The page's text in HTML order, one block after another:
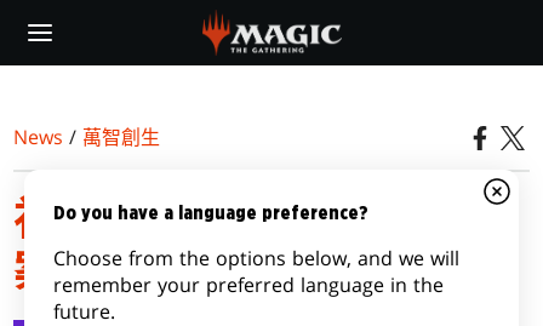
main
News / 萬智創生
神河：霓朝紀洞察設計檔
案，第二部
Do you have a language preference?
Choose from the options below, and we will
remember your preferred language in the
future.